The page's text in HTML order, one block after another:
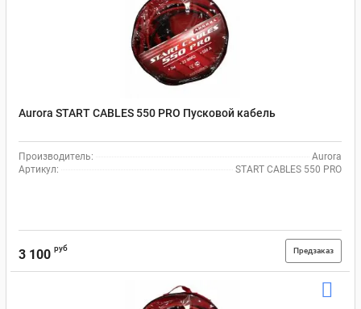
Aurora START CABLES 550 PRO Пусковой кабель
Производитель:
Aurora
Артикул:
START CABLES 550 PRO
3 100 руб Предзаказ